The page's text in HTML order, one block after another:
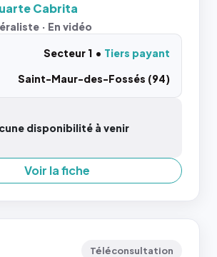
Cabrita
· En vidéo
Secteur 1
Tiers payant
Saint-Maur-des-Fossés (94)
disponibilité à venir
Voir la fiche
Téléconsultation